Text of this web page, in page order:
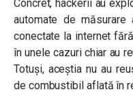
Concret, hackerii au
automate de măsurare
conectate la internet
în unele cazuri chiar au
Totuși, aceștia nu au
de combustibil aflată în